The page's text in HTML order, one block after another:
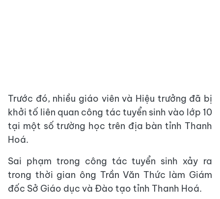
Trước đó, nhiều giáo viên và Hiệu trưởng đã bị
khởi tố liên quan công tác tuyển sinh vào lớp 10
tại một số trường học trên địa bàn tỉnh Thanh
Hoá.
Sai phạm trong công tác tuyển sinh xảy ra
trong thời gian ông Trần Văn Thức làm Giám
đốc Sở Giáo dục và Đào tạo tỉnh Thanh Hoá.